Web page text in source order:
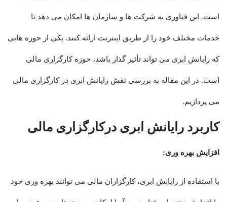
است. این فناوری به شرکت ها و سازمان ها امکان می دهد تا
خدمات مختلف خود را از طریق اینترنت ارائه کنند. یکی از حوزه هایی
که رایانش ابری می تواند تأثیر گذار باشد، حوزه کارگزاری مالی
است. در این مقاله به بررسی نقش رایانش ابری در کارگزاری مالی
می پردازیم.
کاربرد رایانش ابری درکارگزاری مالی
افزایش بهره وری:
با استفاده از رایانش ابری، کارگزاران مالی می توانند بهره وری خود